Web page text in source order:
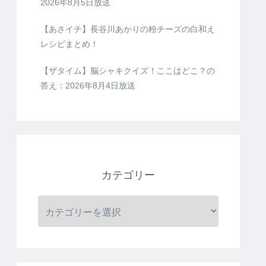
2026年8月5日放送
【あさイチ】長谷川あかりの粉チーズの白和え
レシピまとめ！
【ザタイム】脳シャキクイズ！ここはどこ？の
答え：2026年8月4日放送
カテゴリー